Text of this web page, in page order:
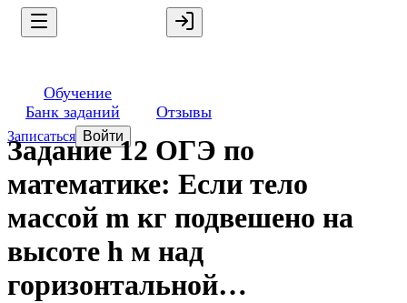
Обучение
Банк заданий
Отзывы
Записаться Войти
Задание 12 ОГЭ по
математике: Если тело
массой m кг подвешено на
высоте h м над
горизонтальной…